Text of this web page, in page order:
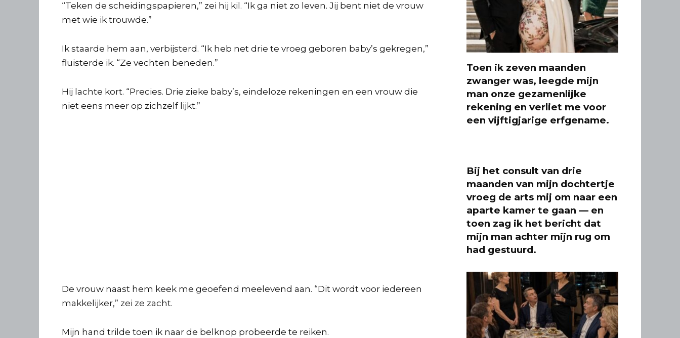
“Teken de scheidingspapieren,” zei hij kil. “Ik ga niet zo leven. Jij bent niet de vrouw
met wie ik trouwde.”
Ik staarde hem aan, verbijsterd. “Ik heb net drie te vroeg geboren baby’s gekregen,”
fluisterde ik. “Ze vechten beneden.”
Hij lachte kort. “Precies. Drie zieke baby’s, eindeloze rekeningen en een vrouw die
niet eens meer op zichzelf lijkt.”
De vrouw naast hem keek me geoefend meelevend aan. “Dit wordt voor iedereen
makkelijker,” zei ze zacht.
Mijn hand trilde toen ik naar de belknop probeerde te reiken.
Toen ik zeven maanden
zwanger was, leegde mijn
man onze gezamenlijke
rekening en verliet me voor
een vijftigjarige erfgename.
Bij het consult van drie
maanden van mijn dochtertje
vroeg de arts mij om naar een
aparte kamer te gaan — en
toen zag ik het bericht dat
mijn man achter mijn rug om
had gestuurd.